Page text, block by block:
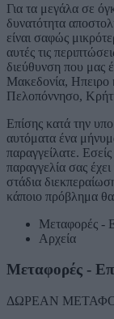
Για τα μεγάλα σε
δυνατότητα
είναι σαφώς
αυτές τις
διεύθυνση που μας
Μακεδονία, Ηπειρο
Πελοπόννησο,
Επίσης κατά την
αυτόματα ένα
παραγγείλατε.
παραγγελία σας
στάδια
κάποιο πρόβλημα
Μεταφορές -
Αρχεία
Μεταφορές -
ΔΩΡΕΑΝ